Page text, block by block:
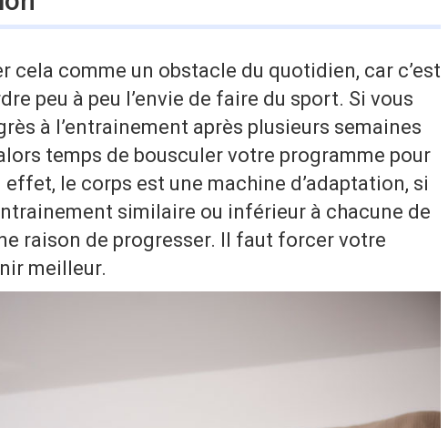
cela comme un obstacle du quotidien, car c’est
peu à peu l’envie de faire du sport. Si vous
à l’entrainement après plusieurs semaines
temps de bousculer votre programme pour
le corps est une machine d’adaptation, si
similaire ou inférieur à chacune de
raison de progresser. Il faut forcer votre
meilleur.